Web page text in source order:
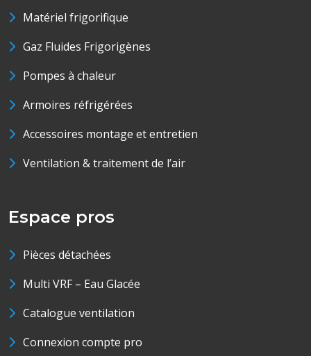
Matériel frigorifique
Gaz Fluides Frigorigènes
Pompes à chaleur
Armoires réfrigérées
Accessoires montage et entretien
Ventilation & traitement de l’air
Espace pros
Pièces détachées
Multi VRF – Eau Glacée
Catalogue ventilation
Connexion compte pro